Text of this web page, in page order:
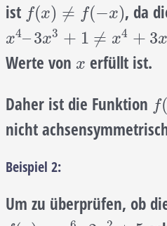
ist f(x) ≠ f(−x)
f(x)≠f (−x ) , da
x4–3x3 + 1 ≠ x4 + 3
x4–3x3+ 1≠x 4+ 3x 3+1
Werte von x
x erfüllt ist.
Daher ist die Funktion f(
f(
nicht
Beispiel 2:
Um zu überprüfen, ob